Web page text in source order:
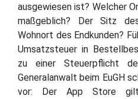
ausgewiesen ist? Welcher
maßgeblich? Der Sitz
Wohnort des Endkunden?
Umsatzsteuer in
zu einer Steuerpflicht
Generalanwalt beim EuGH
vor: Der App Store gilt